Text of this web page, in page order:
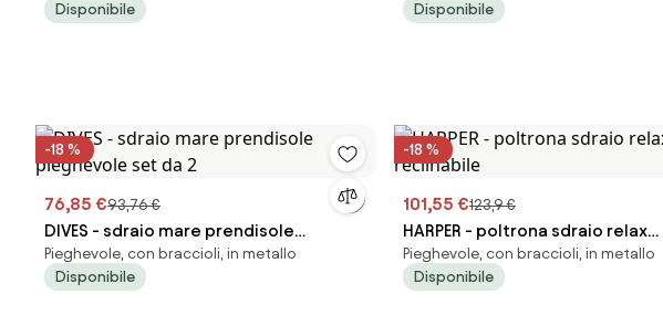
Disponibile
Disponibile
-18 %
76,85 €93,76 €
DIVES - sdraio mare prendisole
pieghevole set da 2
Pieghevole, con braccioli, in metallo
Disponibile
-18 %
101,55 €123,9 €
HARPER - poltrona sdraio relax
reclinabile
Pieghevole, con braccioli, in metallo
Disponibile